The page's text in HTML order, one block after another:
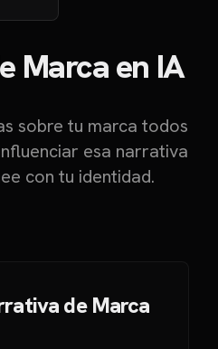
Marcaen IA
sobre tu marca todos
esa narrativa
con tu identidad.
de Marca